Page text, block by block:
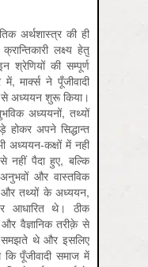
अर्थशास्त्र की ही
लक्ष्य हेतु
श्रेणियों की सम्पूर्ण
मार्क्स ने पूँजीवादी
से अध्ययन शुरू किया।
अध्ययनों, तथ्यों
अपने सिद्धान्त
अध्ययन-कक्षों में नहीं
नहीं पैदा हुए, बल्कि
अनुभवों और वास्तविक
और तथ्यों के अध्ययन,
आधारित थे। ठीक
और वैज्ञानिक तरीक़े से
समझते थे और इसलिए
पूँजीवादी समाज में